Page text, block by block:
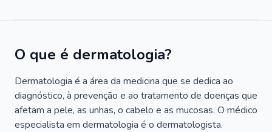
O que é dermatologia?
Dermatologia é a área da medicina que se dedica ao
diagnóstico, à prevenção e ao tratamento de doenças que
afetam a pele, as unhas, o cabelo e as mucosas. O médico
especialista em dermatologia é o dermatologista.